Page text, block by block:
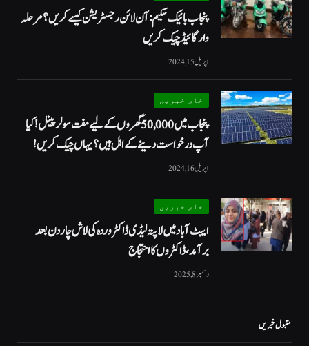
پنجاب بائیک سکیم: آن لائن رجسٹریشن کیسے کریں؟ مرحلہ
وار گائیڈ چیک کریں
اپریل 15, 2024
خاص خبریں
پنجاب میں 50,000 گھروں کے لیے مفت سولر پینل! کیا
آپ درخواست دینے کے اہل ہیں؟ یہاں چیک کریں!
اپریل 16, 2024
خاص خبریں
ایبٹ آباد میں لاپتہ لیڈی ڈاکٹر وردہ کی لاش چار دن بعد
برآمد، ڈاکٹروں کا احتجاج
دسمبر 8, 2025
مقبول خبریں